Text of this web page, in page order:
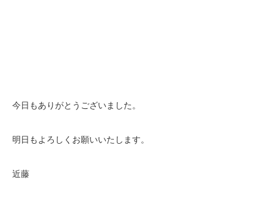
今日もありがとうございました。
明日もよろしくお願いいたします。
近藤